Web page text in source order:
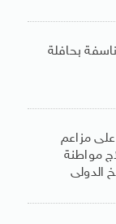
بحافلة
على مزاعم
مواطنة
الدولى